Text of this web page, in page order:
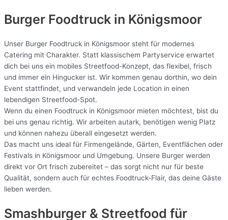
Burger Foodtruck in Königsmoor
Unser Burger Foodtruck in Königsmoor steht für modernes
Catering mit Charakter. Statt klassischem Partyservice erwartet
dich bei uns ein mobiles Streetfood-Konzept, das flexibel, frisch
und immer ein Hingucker ist. Wir kommen genau dorthin, wo dein
Event stattfindet, und verwandeln jede Location in einen
lebendigen Streetfood-Spot.
Wenn du einen Foodtruck in Königsmoor mieten möchtest, bist du
bei uns genau richtig. Wir arbeiten autark, benötigen wenig Platz
und können nahezu überall eingesetzt werden.
Das macht uns ideal für Firmengelände, Gärten, Eventflächen oder
Festivals in Königsmoor und Umgebung. Unsere Burger werden
direkt vor Ort frisch zubereitet – das sorgt nicht nur für beste
Qualität, sondern auch für echtes Foodtruck-Flair, das deine Gäste
lieben werden.
Smashburger & Streetfood für